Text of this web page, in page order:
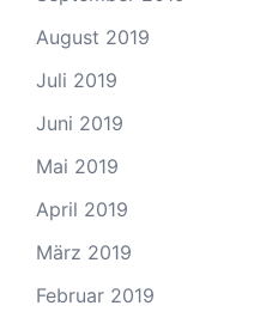
August 2019
Juli 2019
Juni 2019
Mai 2019
April 2019
März 2019
Februar 2019